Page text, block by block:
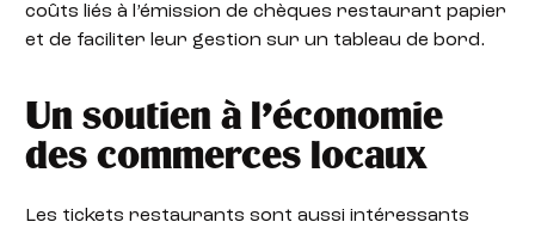
coûts liés à l’émission de chèques restaurant papier
et de faciliter leur gestion sur un tableau de bord.
Un soutien à l’économie
des commerces locaux
Les tickets restaurants sont aussi intéressants